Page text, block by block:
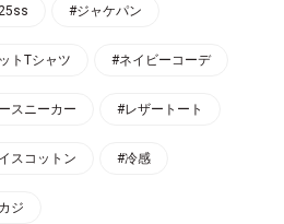
#ジャケパン
トTシャツ #ネイビーコーデ
スニーカー #レザートート
スコットン #冷感
ジ